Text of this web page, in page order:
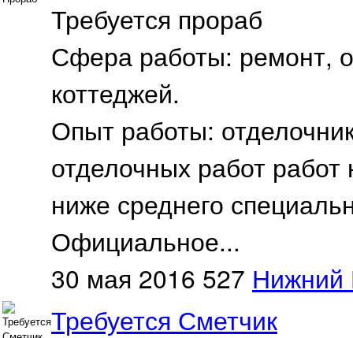
Требуется прораб
Сфера работы: ремонт,
коттеджей.
Опыт работы:
отделочных работ
ниже среднего
Официальное...
30 мая 2016 527 Нижний
Требуется Сметчик